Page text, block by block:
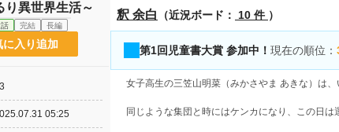
釈 余白 （近況ボード： 10 件 ）
第1回児童書大賞 参加中！ 現在の順位：
女子高生の三笠山明菜（みかさやま あきな）は、
同じような集団と時にはケンカになり、この日は
り異世界生活～
完結 長編
に入り追加
05:25